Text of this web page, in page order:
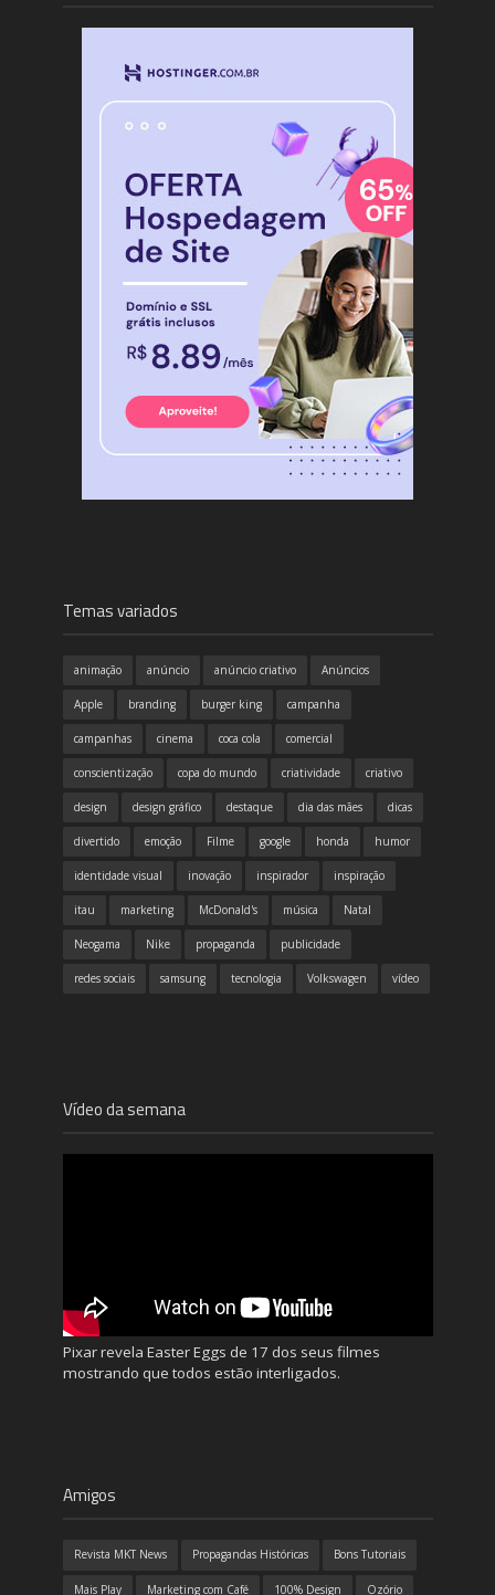
Temas variados
animação anúncio anúncio criativo Anúncios
Apple branding burger king campanha
campanhas cinema coca cola comercial
conscientização copa do mundo criatividade criativo
design design gráfico destaque dia das mães dicas
divertido emoção Filme google honda humor
identidade visual inovação inspirador inspiração
itau marketing McDonald's música Natal
Neogama Nike propaganda publicidade
redes sociais samsung tecnologia Volkswagen vídeo
Vídeo da semana
Pixar revela Easter Eggs de 17 dos seus filmes
mostrando que todos estão interligados.
Amigos
Revista MKT News Propagandas Históricas Bons Tutoriais
Mais Play Marketing com Café 100% Design Ozório